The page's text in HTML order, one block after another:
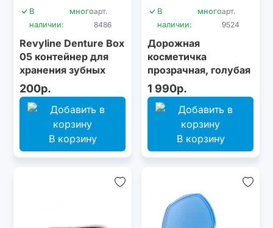
В
наличии:
многоарт.
8486
Revyline Denture Box
05 контейнер для
хранения зубных
конструкций, белый
200р.
В корзину
В
наличии:
многоарт.
9524
Дорожная
косметичка
прозрачная, голубая
1 990р.
В корзину